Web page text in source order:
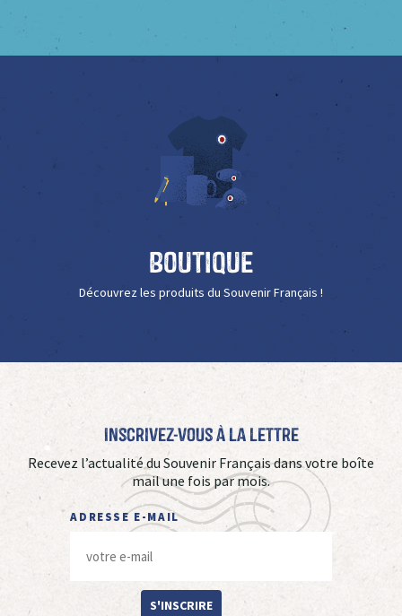
Boutique
Découvrez les produits du Souvenir Français !
Inscrivez-vous à La Lettre
Recevez l’actualité du Souvenir Français dans votre boîte
mail une fois par mois.
ADRESSE E-MAIL
S'INSCRIRE